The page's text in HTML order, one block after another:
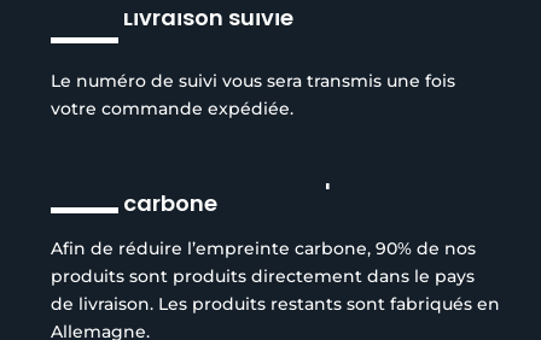
Livraison suivie
Le numéro de suivi vous sera transmis une fois
votre commande expédiée.
carbone
Afin de réduire l’empreinte carbone, 90% de nos
produits sont produits directement dans le pays
de livraison. Les produits restants sont fabriqués en
Allemagne.